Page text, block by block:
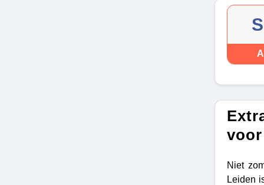
Niet
Leiden